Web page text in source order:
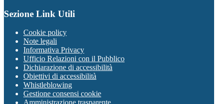
Sezione Link Utili
Cookie policy
Note legali
Informativa Privacy
Ufficio Relazioni con il Pubblico
Dichiarazione di accessibilità
Obiettivi di accessibilità
Whistleblowing
Gestione consensi cookie